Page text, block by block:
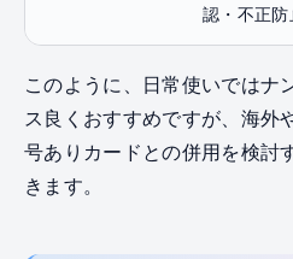
認・不正防
このように、日常使いではナ
ス良くおすすめですが、海外
号ありカードとの併用を検討
きます。